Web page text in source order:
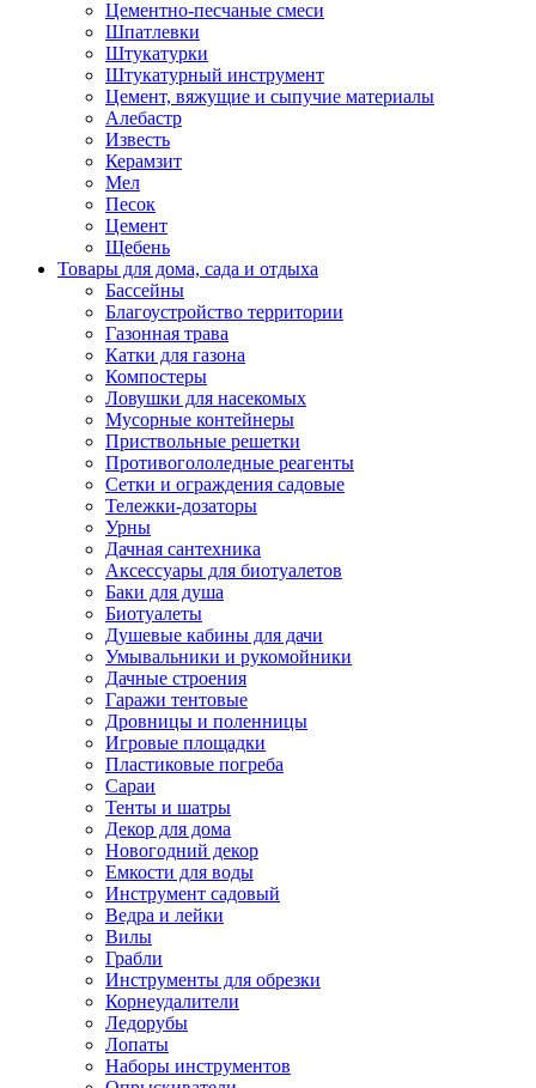
Цементно-песчаные смеси
Шпатлевки
Штукатурки
Штукатурный инструмент
Цемент, вяжущие и сыпучие материалы
Алебастр
Известь
Керамзит
Мел
Песок
Цемент
Щебень
Товары для дома, сада и отдыха
Бассейны
Благоустройство территории
Газонная трава
Катки для газона
Компостеры
Ловушки для насекомых
Мусорные контейнеры
Приствольные решетки
Противогололедные реагенты
Сетки и ограждения садовые
Тележки-дозаторы
Урны
Дачная сантехника
Аксессуары для биотуалетов
Баки для душа
Биотуалеты
Душевые кабины для дачи
Умывальники и рукомойники
Дачные строения
Гаражи тентовые
Дровницы и поленницы
Игровые площадки
Пластиковые погреба
Сараи
Тенты и шатры
Декор для дома
Новогодний декор
Емкости для воды
Инструмент садовый
Ведра и лейки
Вилы
Грабли
Инструменты для обрезки
Корнеудалители
Ледорубы
Лопаты
Наборы инструментов